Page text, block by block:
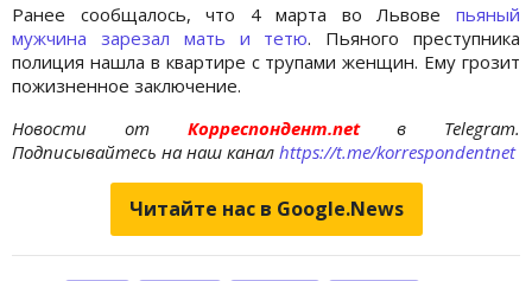
Ранее сообщалось, что 4 марта во Львове пьяный
мужчина зарезал мать и тетю. Пьяного преступника
полиция нашла в квартире с трупами женщин. Ему грозит
пожизненное заключение.
Новости отКорреспондент.netв Telegram.
Подписывайтесь на наш канал https://t.me/korrespondentnet
Читайте нас в Google.News